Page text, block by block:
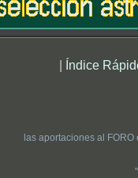
| Índice
las aportaciones al